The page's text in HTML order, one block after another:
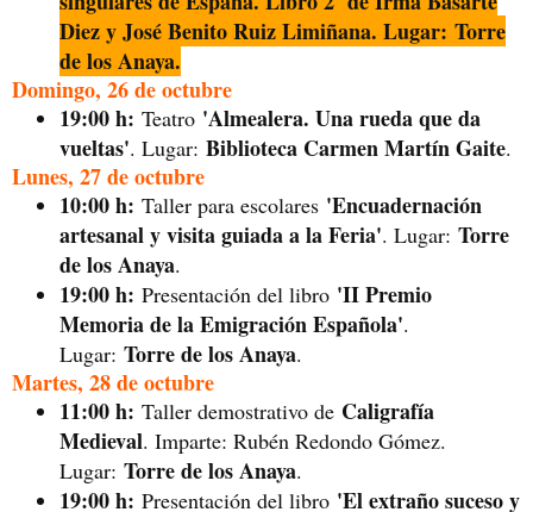
Diez y José Benito Ruiz Limiñana. Lugar: Torre
de los Anaya.
Domingo, 26 de octubre
19:00 h: Teatro 'Almealera. Una rueda que da
vueltas'. Lugar: Biblioteca Carmen Martín Gaite.
Lunes, 27 de octubre
10:00 h: Taller para escolares 'Encuadernación
artesanal y visita guiada a la Feria'. Lugar: Torre
de los Anaya.
19:00 h: Presentación del libro 'II Premio
Memoria de la Emigración Española'.
Lugar: Torre de los Anaya.
Martes, 28 de octubre
11:00 h: Taller demostrativo de Caligrafía
Medieval. Imparte: Rubén Redondo Gómez.
Lugar: Torre de los Anaya.
19:00 h: Presentación del libro 'El extraño suceso y